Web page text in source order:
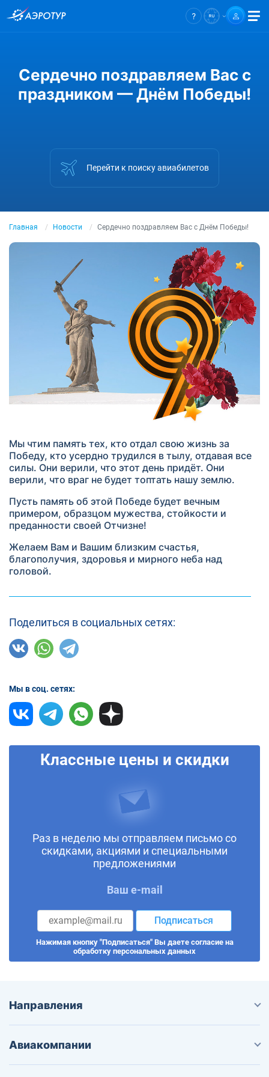
Сердечно поздравляем Вас с
праздником — Днём Победы!
Перейти к поиску авиабилетов
Главная Новости Сердечно поздравляем Вас с Днём Победы!
Мы чтим память тех, кто отдал свою жизнь за
Победу, кто усердно трудился в тылу, отдавая все
силы. Они верили, что этот день придёт. Они
верили, что враг не будет топтать нашу землю.
Пусть память об этой Победе будет вечным
примером, образцом мужества, стойкости и
преданности своей Отчизне!
Желаем Вам и Вашим близким счастья,
благополучия, здоровья и мирного неба над
головой.
Поделиться в социальных сетях:
Мы в соц. сетях:
Классные цены и скидки
Раз в неделю мы отправляем письмо со
скидками, акциями и специальными
предложениями
Ваш e-mail
Подписаться
Нажимая кнопку "Подписаться" Вы даете согласие на
обработку персональных данных
Направления
Авиакомпании